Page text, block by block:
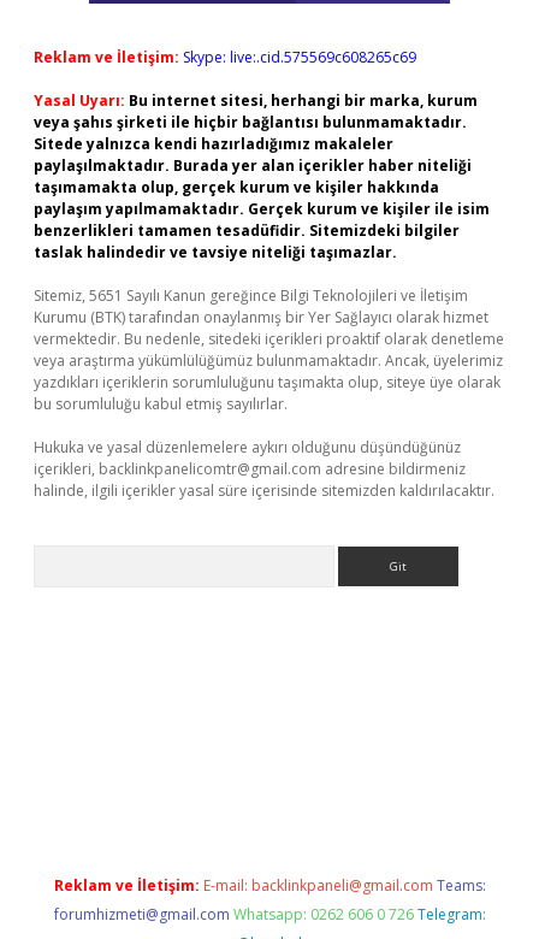
Reklam ve İletişim: Skype: live:.cid.575569c608265c69
Yasal Uyarı: Bu internet sitesi, herhangi bir marka, kurum
veya şahıs şirketi ile hiçbir bağlantısı bulunmamaktadır.
Sitede yalnızca kendi hazırladığımız makaleler
paylaşılmaktadır. Burada yer alan içerikler haber niteliği
taşımamakta olup, gerçek kurum ve kişiler hakkında
paylaşım yapılmamaktadır. Gerçek kurum ve kişiler ile isim
benzerlikleri tamamen tesadüfidir. Sitemizdeki bilgiler
taslak halindedir ve tavsiye niteliği taşımazlar.
Sitemiz, 5651 Sayılı Kanun gereğince Bilgi Teknolojileri ve İletişim
Kurumu (BTK) tarafından onaylanmış bir Yer Sağlayıcı olarak hizmet
vermektedir. Bu nedenle, sitedeki içerikleri proaktif olarak denetleme
veya araştırma yükümlülüğümüz bulunmamaktadır. Ancak, üyelerimiz
yazdıkları içeriklerin sorumluluğunu taşımakta olup, siteye üye olarak
bu sorumluluğu kabul etmiş sayılırlar.
Hukuka ve yasal düzenlemelere aykırı olduğunu düşündüğünüz
içerikleri, backlinkpanelicomtr@gmail.com adresine bildirmeniz
halinde, ilgili içerikler yasal süre içerisinde sitemizden kaldırılacaktır.
Reklam ve İletişim: E-mail: backlinkpaneli@gmail.com Teams:
forumhizmeti@gmail.com Whatsapp: 0262 606 0 726 Telegram: